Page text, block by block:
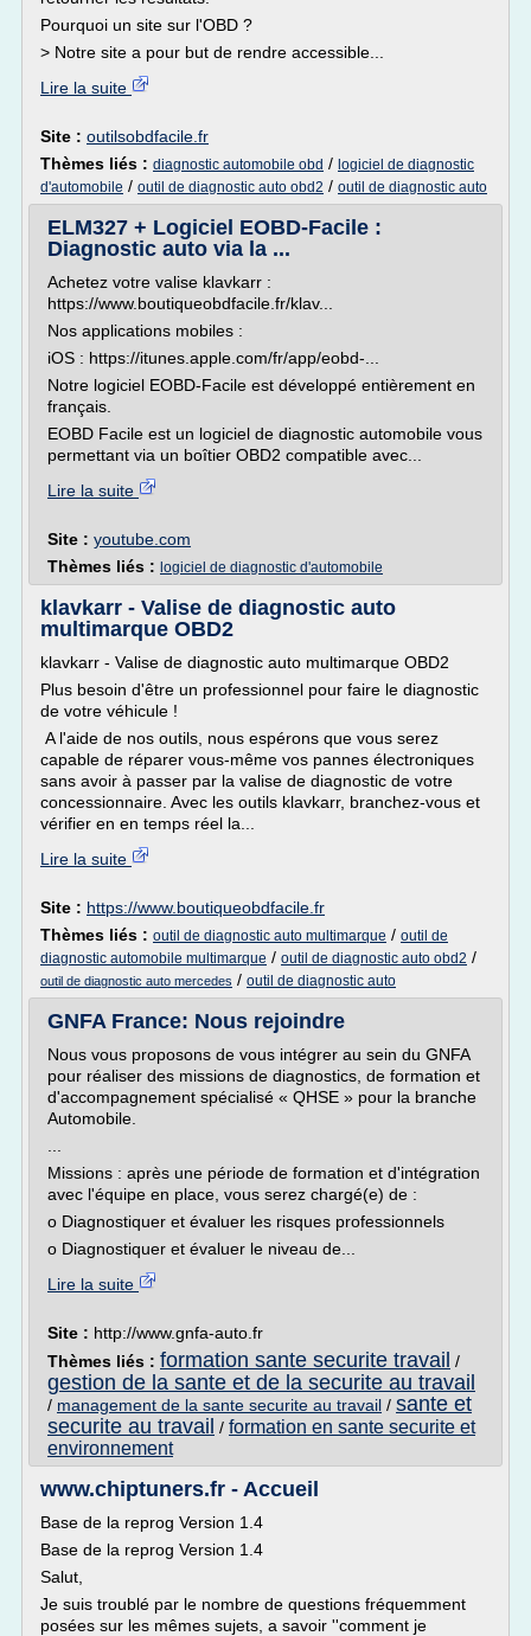
Pourquoi un site sur l'OBD ?
> Notre site a pour but de rendre accessible...
Lire la suite
Site : outilsobdfacile.fr
Thèmes liés : diagnostic automobile obd / logiciel de diagnostic
d'automobile / outil de diagnostic auto obd2 / outil de diagnostic auto
ELM327 + Logiciel EOBD-Facile :
Diagnostic auto via la ...
Achetez votre valise klavkarr :
https://www.boutiqueobdfacile.fr/klav...
Nos applications mobiles :
iOS : https://itunes.apple.com/fr/app/eobd-...
Notre logiciel EOBD-Facile est développé entièrement en
français.
EOBD Facile est un logiciel de diagnostic automobile vous
permettant via un boîtier OBD2 compatible avec...
Lire la suite
Site : youtube.com
Thèmes liés : logiciel de diagnostic d'automobile
klavkarr - Valise de diagnostic auto
multimarque OBD2
klavkarr - Valise de diagnostic auto multimarque OBD2
Plus besoin d'être un professionnel pour faire le diagnostic
de votre véhicule !
A l'aide de nos outils, nous espérons que vous serez
capable de réparer vous-même vos pannes électroniques
sans avoir à passer par la valise de diagnostic de votre
concessionnaire. Avec les outils klavkarr, branchez-vous et
vérifier en en temps réel la...
Lire la suite
Site : https://www.boutiqueobdfacile.fr
Thèmes liés : outil de diagnostic auto multimarque / outil de
diagnostic automobile multimarque / outil de diagnostic auto obd2 /
outil de diagnostic auto mercedes / outil de diagnostic auto
GNFA France: Nous rejoindre
Nous vous proposons de vous intégrer au sein du GNFA
pour réaliser des missions de diagnostics, de formation et
d'accompagnement spécialisé « QHSE » pour la branche
Automobile.
Missions : après une période de formation et d'intégration
avec l'équipe en place, vous serez chargé(e) de :
o Diagnostiquer et évaluer les risques professionnels
o Diagnostiquer et évaluer le niveau de...
Lire la suite
Site : http://www.gnfa-auto.fr
Thèmes liés : formation sante securite travail /
gestion de la sante et de la securite au travail
/ management de la sante securite au travail / sante et
securite au travail / formation en sante securite et
environnement
www.chiptuners.fr - Accueil
Base de la reprog Version 1.4
Base de la reprog Version 1.4
Salut,
Je suis troublé par le nombre de questions fréquemment
posées sur les mêmes sujets, a savoir ''comment je